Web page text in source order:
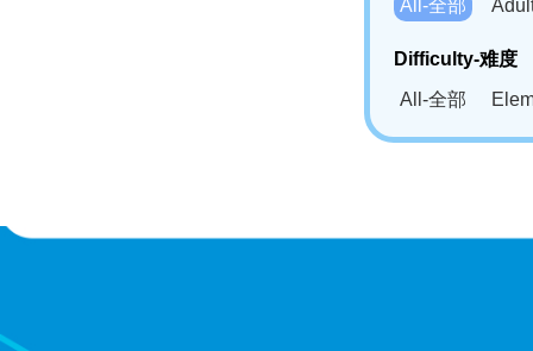
All-全部
Difficulty-难度
All-全部